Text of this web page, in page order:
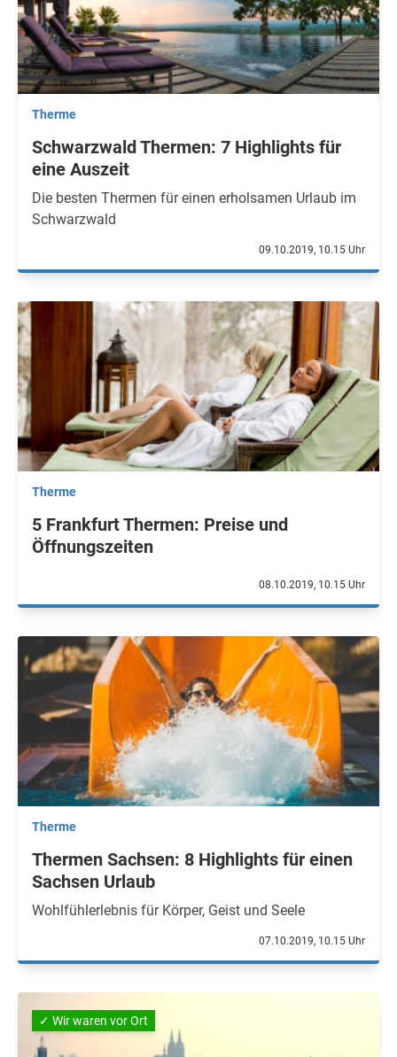
Therme
Schwarzwald Thermen: 7 Highlights für
eine Auszeit
Die besten Thermen für einen erholsamen Urlaub im
Schwarzwald
09.10.2019, 10.15 Uhr
Therme
5 Frankfurt Thermen: Preise und
Öffnungszeiten
08.10.2019, 10.15 Uhr
Therme
Thermen Sachsen: 8 Highlights für einen
Sachsen Urlaub
Wohlfühlerlebnis für Körper, Geist und Seele
07.10.2019, 10.15 Uhr
✓ Wir waren vor Ort